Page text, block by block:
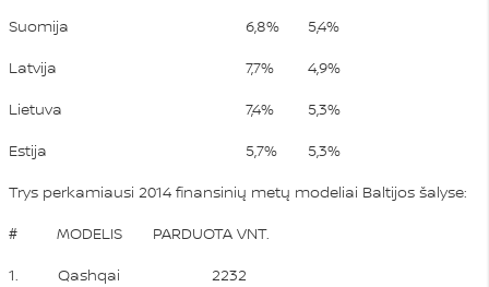
Suomija
6,8%
5,4%
Latvija
7,7%
4,9%
Lietuva
7,4%
5,3%
Estija
5,7%
5,3%
Trys perkamiausi 2014 finansinių metų modeliai Baltijos šalyse:
# MODELIS PARDUOTA VNT.
1. Qashqai 2232